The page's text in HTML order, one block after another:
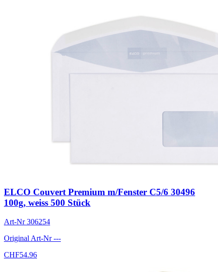
ELCO Couvert Premium m/Fenster C5/6 30496
100g, weiss 500 Stück
Art-Nr306254
Original Art-Nr---
CHF54.96